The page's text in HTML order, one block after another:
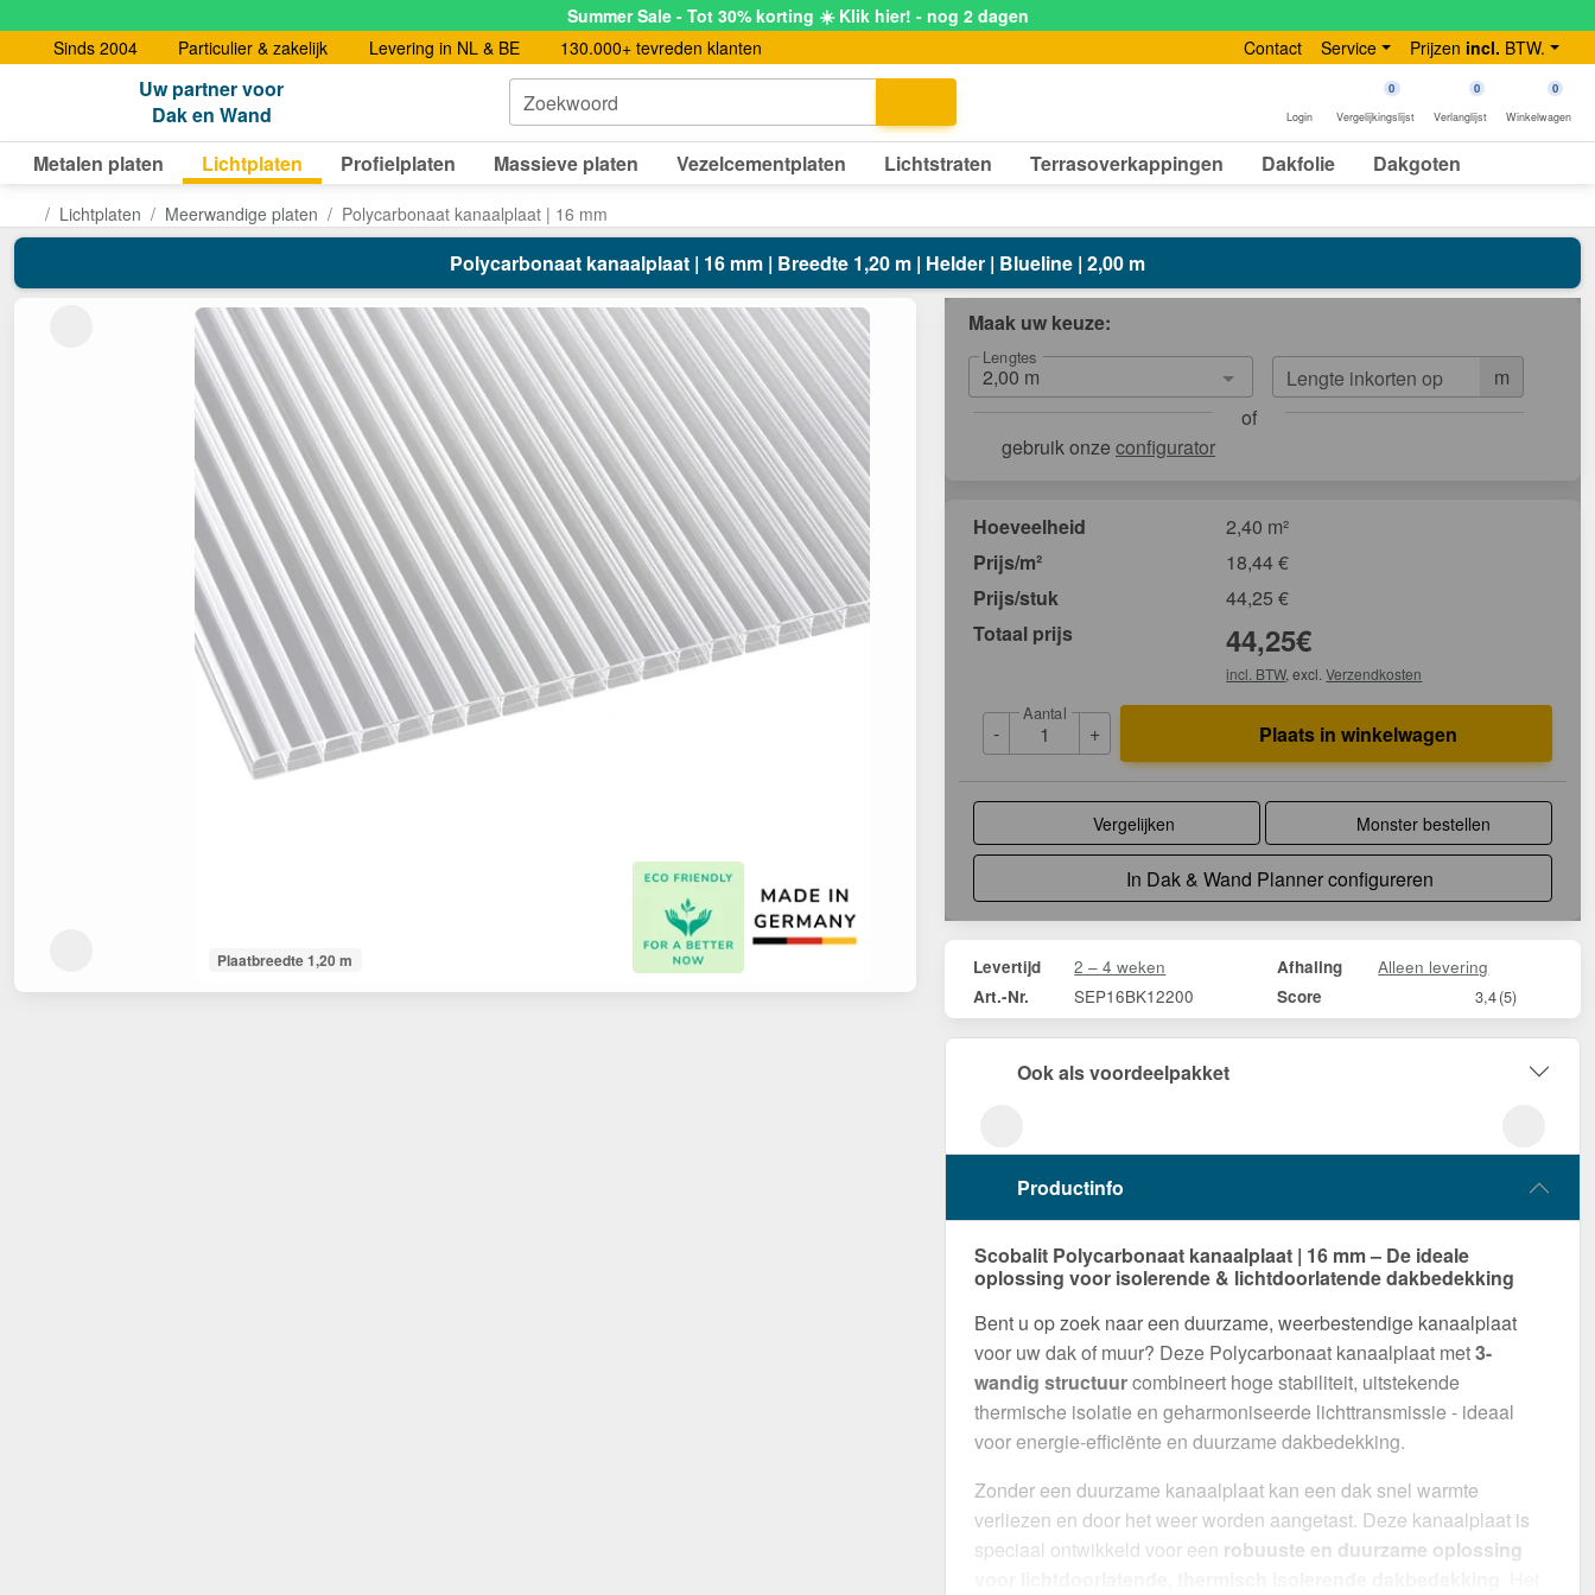
Summer Sale - Tot 30% korting ☀️ Klik hier! - nog 2 dagen
Sinds 2004
Particulier & zakelijk Levering in NL & BE 130.000+ tevreden klanten Contact Service Prijzen incl. BTW.
Uw partner voor
Dak en Wand
Zoekwoord
Login
0
Vergelijkingslijst
0
Verlanglijst
0
Winkelwagen
Metalen platen Lichtplaten Profielplaten Massieve platen Vezelcementplaten Lichtstraten Terrasoverkappingen Dakfolie Dakgoten
Lichtplaten Meerwandige platen Polycarbonaat kanaalplaat | 16 mm
Polycarbonaat kanaalplaat | 16 mm | Breedte 1,20 m | Helder | Blueline | 2,00 m
Plaatbreedte 1,20 m
Maak uw keuze:
Lengtes
m
Lengte inkorten op
of
gebruik onze configurator
Hoeveelheid
2,40 m²
Prijs/m²
18,44€
Prijs/stuk
44,25 €
Totaal prijs
44,25€
incl. BTW, excl.Verzendkosten
-
Aantal
+ Plaats in winkelwagen
Vergelijken Monster bestellen
In Dak & Wand Planner configureren
Levertijd 2 – 4 weken Afhaling Alleen levering
Art.-Nr. SEP16BK12200 Score 3,4(5)
Ook als voordeelpakket
Productinfo
Scobalit Polycarbonaat kanaalplaat | 16 mm – De ideale
oplossing voor isolerende & lichtdoorlatende dakbedekking
Bent u op zoek naar een duurzame, weerbestendige kanaalplaat
voor uw dak of muur? Deze Polycarbonaat kanaalplaat met3-
wandig structuurcombineert hoge stabiliteit, uitstekende
thermische isolatie en geharmoniseerde lichttransmissie - ideaal
voor energie-efficiënte en duurzame dakbedekking.
Zonder een duurzame kanaalplaat kan een dak snel warmte
verliezen en door het weer worden aangetast. Deze kanaalplaat is
speciaal ontwikkeld voor een robuuste en duurzame oplossing